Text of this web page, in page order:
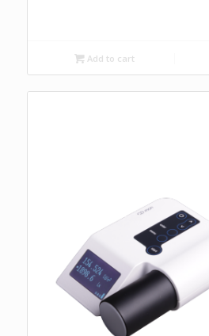
Add to cart